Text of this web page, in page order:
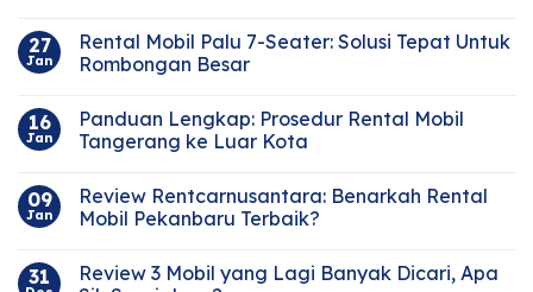
27
Jan
Rental Mobil Palu 7-Seater: Solusi Tepat Untuk
Rombongan Besar
16
Jan
Panduan Lengkap: Prosedur Rental Mobil
Tangerang ke Luar Kota
09
Jan
Review Rentcarnusantara: Benarkah Rental
Mobil Pekanbaru Terbaik?
31
Review 3 Mobil yang Lagi Banyak Dicari, Apa